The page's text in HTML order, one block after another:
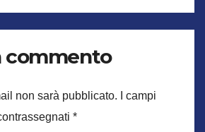
commento
non sarà pubblicato.
I campi
*